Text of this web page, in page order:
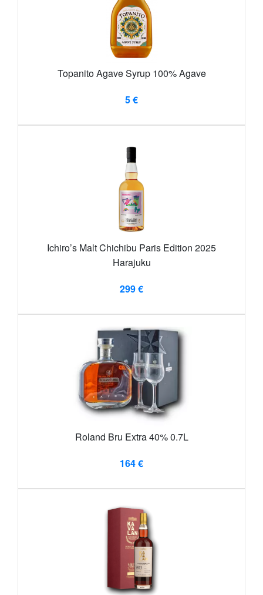
Topanito Agave Syrup 100% Agave
5 €
Ichiro’s Malt Chichibu Paris Edition 2025
Harajuku
299 €
Roland Bru Extra 40% 0.7L
164 €